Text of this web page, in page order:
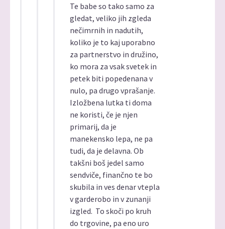
Te babe so tako samo za
gledat, veliko jih zgleda
nečimrnih in nadutih,
koliko je to kaj uporabno
za partnerstvo in družino,
ko mora za vsak svetek in
petek biti popedenana v
nulo, pa drugo vprašanje.
Izložbena lutka ti doma
ne koristi, če je njen
primarij, da je
manekensko lepa, ne pa
tudi, da je delavna. Ob
takšni boš jedel samo
sendviče, finančno te bo
skubila in ves denar vtepla
v garderobo in v zunanji
izgled. To skoči po kruh
do trgovine, pa eno uro